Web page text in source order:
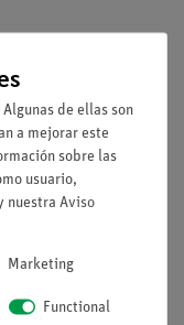
1
de ellas son
a mejorar este
sobre las
usuario,
nuestra Aviso
Marketing
Functional